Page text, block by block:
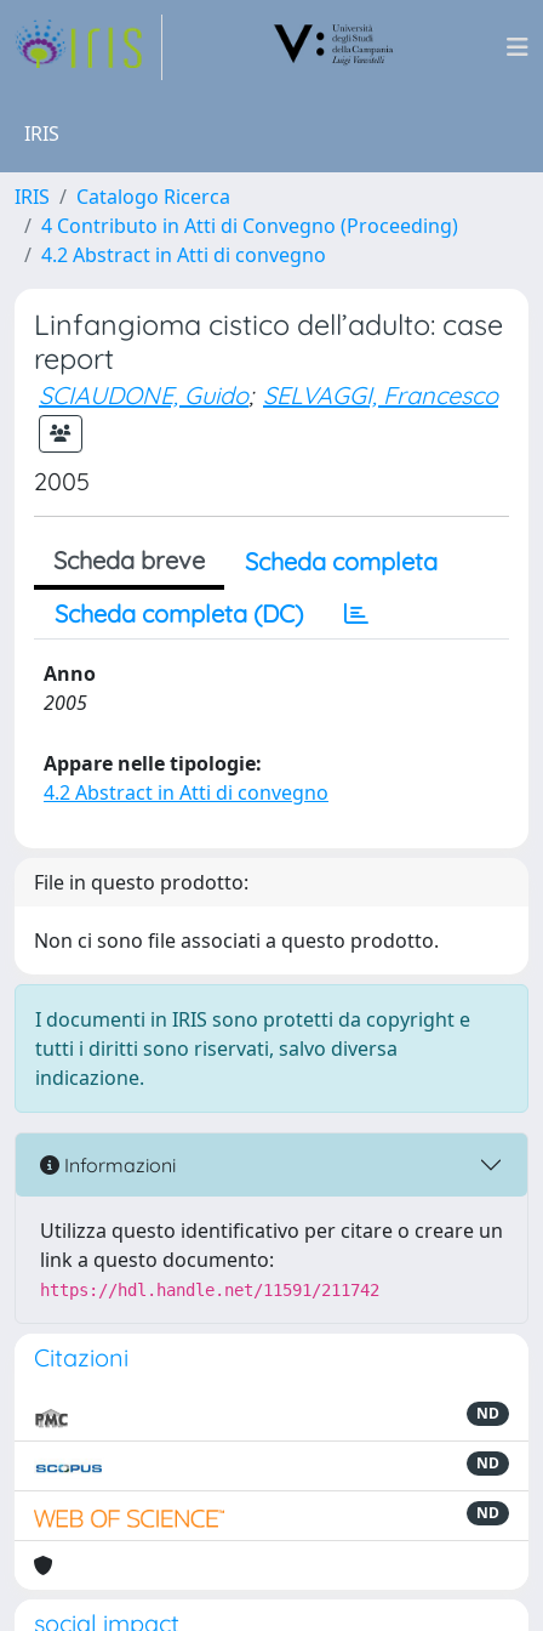
IRIS
IRIS
Catalogo Ricerca
4 Contributo in Atti di Convegno (Proceeding)
4.2 Abstract in Atti di convegno
Linfangioma cistico dell’adulto: case
report
SCIAUDONE, Guido; SELVAGGI, Francesco
2005
Scheda breve
Scheda completa
Scheda completa (DC)
Anno
2005
Appare nelle tipologie:
4.2 Abstract in Atti di convegno
File in questo prodotto:
Non ci sono file associati a questo prodotto.
I documenti in IRIS sono protetti da copyright e
tutti i diritti sono riservati, salvo diversa
indicazione.
Informazioni
Utilizza questo identificativo per citare o creare un
link a questo documento:
https://hdl.handle.net/11591/211742
Citazioni
ND
ND
ND
social impact